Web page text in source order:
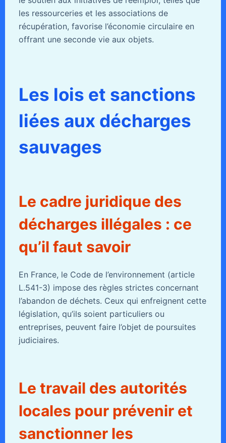
les ressourceries et les associations de
récupération, favorise l’économie circulaire en
offrant une seconde vie aux objets.
Les lois et sanctions
liées aux décharges
sauvages
Le cadre juridique des
décharges illégales : ce
qu’il faut savoir
En France, le Code de l’environnement (article
L.541-3) impose des règles strictes concernant
l’abandon de déchets. Ceux qui enfreignent cette
législation, qu’ils soient particuliers ou
entreprises, peuvent faire l’objet de poursuites
judiciaires.
Le travail des autorités
locales pour prévenir et
sanctionner les